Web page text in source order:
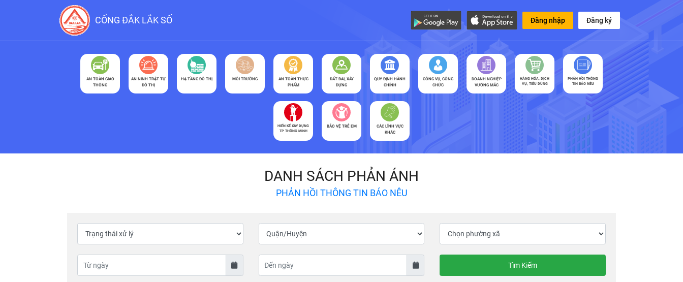
CỔNG ĐẮK LẮK SỐ Đăng nhập Đăng ký
AN TOÀN GIAO
THÔNG
AN NINH TRẬT TỰ
ĐÔ THỊ
HẠ TẦNG ĐÔ THỊ MÔI TRƯỜNG
AN TOÀN THỰC
PHẨM
ĐẤT ĐAI, XÂY
DỰNG
QUY ĐỊNH HÀNH
CHÍNH
CÔNG VỤ, CÔNG
CHỨC
DOANH NGHIỆP
VƯỚNG MẮC
HÀNG HÓA, DỊCH
VỤ, TIÊU DÙNG
PHẢN HỒI THÔNG
TIN BÁO NÊU
HIẾN KẾ XÂY DỰNG
TP THÔNG MINH
BẢO VỆ TRẺ EM
CÁC LĨNH VỰC
KHÁC
DANH SÁCH PHẢN ÁNH
PHẢN HỒI THÔNG TIN BÁO NÊU
Tìm Kiếm